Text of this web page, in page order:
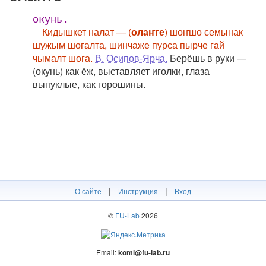
окунь.
Кидышкет налат — (олаҥге) шоҥшо семынак
шужым шогалта, шинчаже пурса пырче гай
чымалт шога. В. Осипов-Ярча. Берёшь в руки —
(окунь) как ёж, выставляет иголки, глаза
выпуклые, как горошины.
О сайте | Инструкция | Вход
© FU-Lab2026
Email:komi@fu-lab.ru